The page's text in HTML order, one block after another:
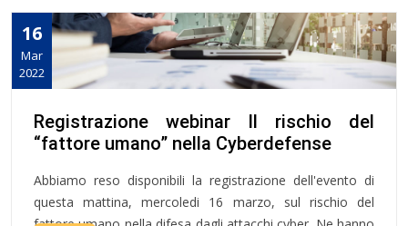
16
Mar
2022
Registrazione webinar Il rischio del
“fattore umano” nella Cyberdefense
Abbiamo reso disponibili la registrazione dell'evento di
questa mattina, mercoledi 16 marzo, sul rischio del